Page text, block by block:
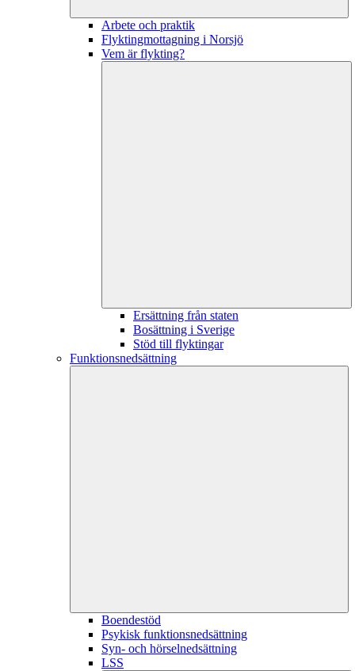
Arbete och praktik
Flyktingmottagning i Norsjö
Vem är flykting?
Ersättning från staten
Bosättning i Sverige
Stöd till flyktingar
Funktionsnedsättning
Boendestöd
Psykisk funktionsnedsättning
Syn- och hörselnedsättning
LSS